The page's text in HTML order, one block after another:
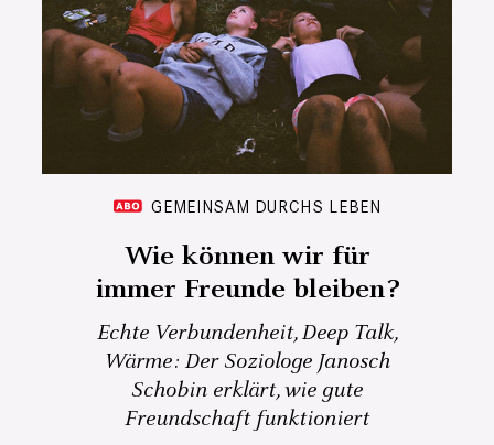
GEMEINSAM DURCHS LEBEN
Wie können wir für
immer Freunde bleiben?
Echte Verbundenheit, Deep Talk,
Wärme: Der Soziologe Janosch
Schobin erklärt, wie gute
Freundschaft funktioniert